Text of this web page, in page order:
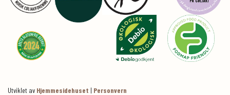
Utviklet av Hjemmesidehuset | Personvern